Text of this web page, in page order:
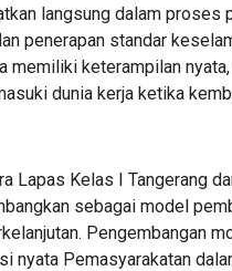
langsung dalam
penerapan standar
memiliki keterampilan
dunia kerja ketika
Lapas Kelas I Tangerang
sebagai model
Pengembangan
nyata Pemasyarakatan